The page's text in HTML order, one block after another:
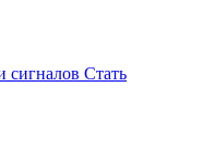
сигналов Стать